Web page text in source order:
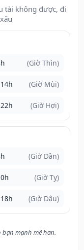
tài không được, đi
(Giờ Thìn)
(Giờ Mùi)
(Giờ Hợi)
(Giờ Dần)
(Giờ Tỵ)
(Giờ Dậu)
mạnh mẽ hơn.